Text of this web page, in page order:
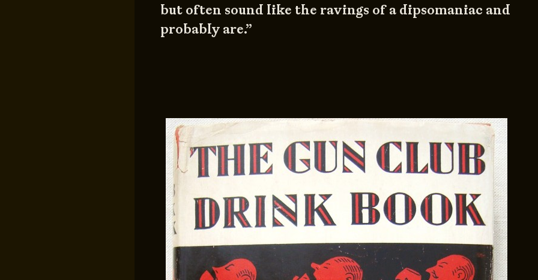
but often sound like the ravings of a dipsomaniac and
probably are.”